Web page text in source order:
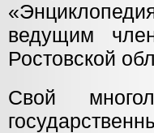
ведущим
Ростовской
Свой